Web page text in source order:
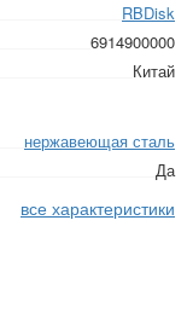
RBDisk
6914900000
Китай
нержавеющая сталь
Да
все характеристики